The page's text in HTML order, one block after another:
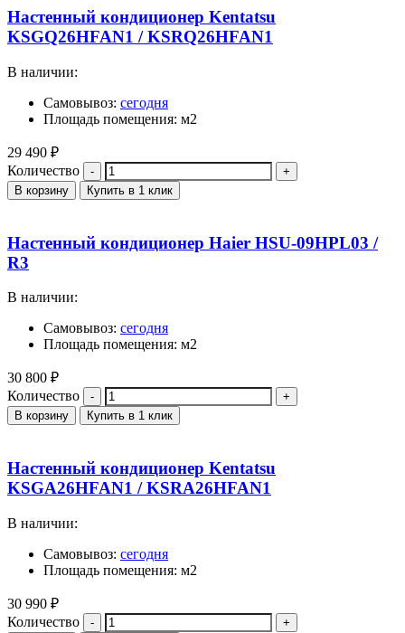
Настенный кондиционер Kentatsu
KSGQ26HFAN1 / KSRQ26HFAN1
В наличии:
Самовывоз: сегодня
Площадь помещения: м2
29 490 ₽
Количество
В корзину Купить в 1 клик
Настенный кондиционер Haier HSU-09HPL03 /
R3
В наличии:
Самовывоз: сегодня
Площадь помещения: м2
30 800 ₽
Количество
В корзину Купить в 1 клик
Настенный кондиционер Kentatsu
KSGA26HFAN1 / KSRA26HFAN1
В наличии:
Самовывоз: сегодня
Площадь помещения: м2
30 990 ₽
Количество